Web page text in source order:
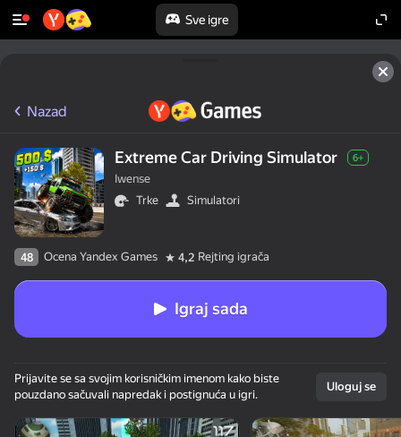
Sve igre
Nazad
Extreme Car Driving Simulator 6+
Iwense
Trke
Simulatori
48 Ocena Yandex Games 4,2 Rejting igrača
Igraj sada
Prijavite se sa svojim korisničkim imenom kako biste
pouzdano sačuvali napredak i postignuća u igri.
Uloguj se